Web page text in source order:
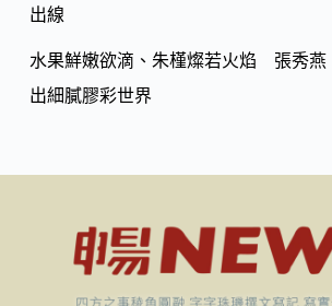
出線
水果鮮嫩欲滴、朱槿燦若火焰 張秀燕
出細膩膠彩世界